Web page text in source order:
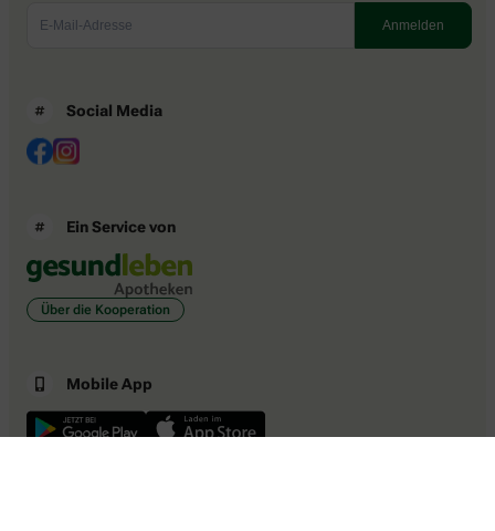
Social Media
Ein Service von
Über die Kooperation
Mobile App